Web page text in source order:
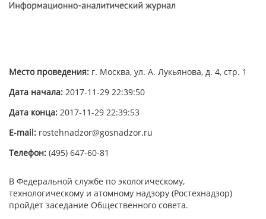
Место проведения: г. Москва, ул. А. Лукьянова, д. 4, стр. 1
Дата начала: 2017-11-29 22:39:50
Дата конца: 2017-11-29 22:39:53
E-mail: rostehnadzor@gosnadzor.ru
Телефон: (495) 647-60-81
В Федеральной службе по экологическому,
технологическому и атомному надзору (Ростехнадзор)
пройдет заседание Общественного совета.